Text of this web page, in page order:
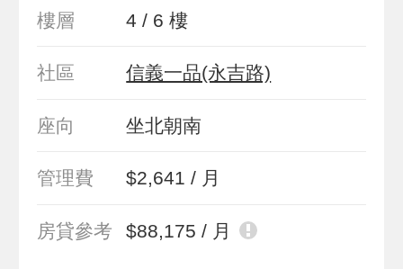
樓層 4 / 6 樓
社區 信義一品(永吉路)
座向 坐北朝南
管理費 $2,641 / 月
房貸參考 $88,175 / 月